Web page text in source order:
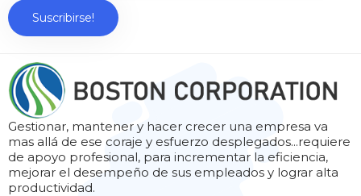
Gestionar, mantener y hacer crecer una empresa va
mas allá de ese coraje y esfuerzo desplegados...requiere
de apoyo profesional, para incrementar la eficiencia,
mejorar el desempeño de sus empleados y lograr alta
productividad.